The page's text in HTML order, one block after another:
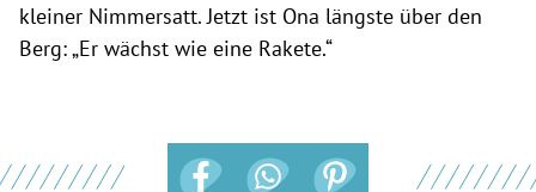
kleiner Nimmersatt. Jetzt ist Ona längste über den
Berg: „Er wächst wie eine Rakete.“